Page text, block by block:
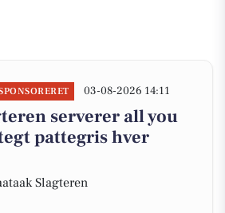
03-08-2026 14:11
serverer all you
pattegris hver
Slagteren